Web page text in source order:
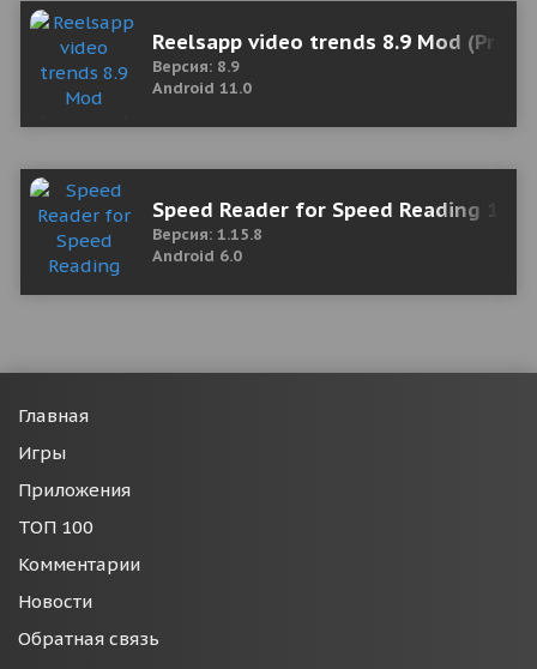
Reelsapp video trends 8.9 Mod
Версия: 8.9
Android 11.0
Speed Reader for Speed Reading
Версия: 1.15.8
Android 6.0
Главная
Игры
Приложения
ТОП 100
Комментарии
Новости
Обратная связь